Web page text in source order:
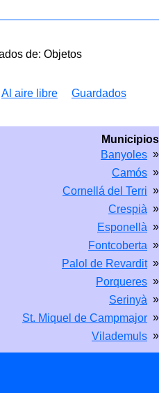
de: Objetos
Al aire libre Guardados
Municipios
Banyoles »
Camós »
Cornellá del Terri »
Crespià »
Esponellà »
Fontcoberta »
Palol de Revardit »
Porqueres »
Serinyà »
St. Miquel de Campmajor »
Vilademuls »